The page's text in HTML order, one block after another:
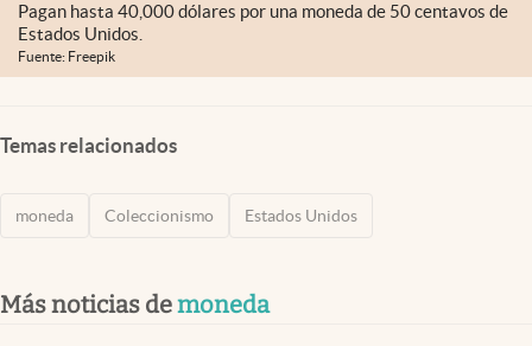
Pagan hasta 40,000 dólares por una moneda de 50 centavos de
Estados Unidos.
Fuente: Freepik
Temas relacionados
moneda Coleccionismo Estados Unidos
Más noticias demoneda